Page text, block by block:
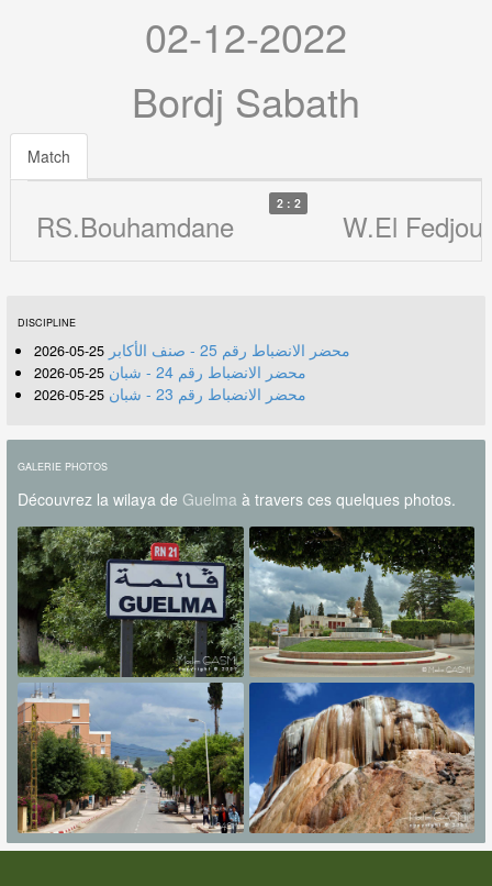
02-12-2022
Bordj Sabath
Match
RS.Bouhamdane
2 : 2
W.El
DISCIPLINE
محضر الانضباط رقم 25 - صنف الأكابر 25-05-2026
محضر الانضباط رقم 24 - شبان 25-05-2026
محضر الانضباط رقم 23 - شبان 25-05-2026
GALERIE PHOTOS
Découvrez la wilaya de Guelma à travers ces quelques photos.